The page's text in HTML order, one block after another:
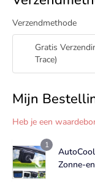
Verzendmethode
Gratis
Trace)
Mijn
Heb je een
1
Zonne-